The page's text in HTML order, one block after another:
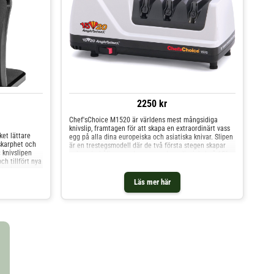
lättare
och
knivslipen
tillfört nya
av
optimal
grepp.
kött och
2250 kr
Läs mer här
Chef'sChoice M1520 är världens mest mångsidiga
knivslip, framtagen för att skapa en extraordinärt vass
egg på alla dina europeiska och asiatiska knivar. Slipen
är en trestegsmodell där de två första stegen skapar
sista steget förfinar och polerar grundeggen på alla
dina knivar. I det tredje steget kan du även slipa dina
brödknivar. Chef'sChoice M1520 kommer att ge dina